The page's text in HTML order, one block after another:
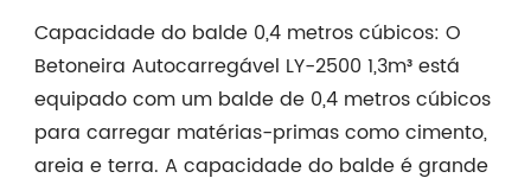
Capacidade do balde 0,4 metros cúbicos: O
Betoneira Autocarregável LY-2500 1,3m³ está
equipado com um balde de 0,4 metros cúbicos
para carregar matérias-primas como cimento,
areia e terra. A capacidade do balde é grande